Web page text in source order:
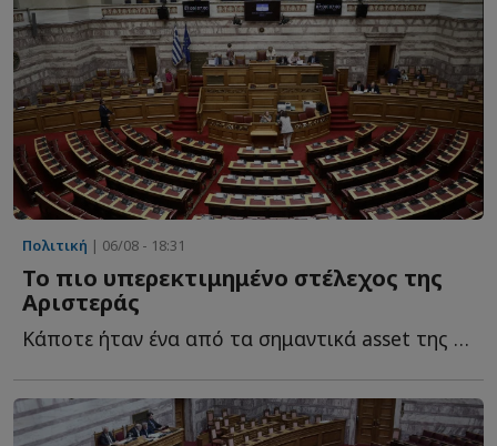
Πολιτική | 06/08 - 18:31
Το πιο υπερεκτιμημένο στέλεχος της
Αριστεράς
Κάποτε ήταν ένα από τα σημαντικά asset της Αριστεράς. Τ...